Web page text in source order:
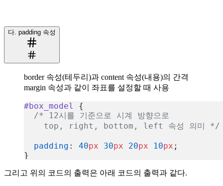
다. padding 속성
border 속성(테두리)과 content 속성(내용)의 간격
margin 속성과 같이 좌표를 설정할 때 사용
#box_model
{
  /* 12시를 기준으로 시계 방향으로
    top, right, bottom, left 속성 의미 */
  padding
: 40px 30px 20px 10px ;
}
그리고 위의 코드의 출력은 아래 코드의 출력과 같다.